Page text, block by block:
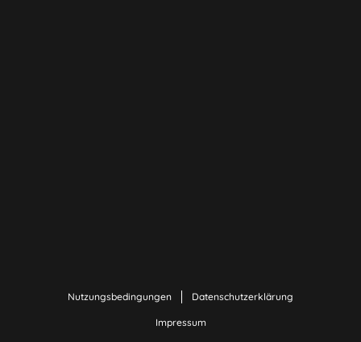
Nutzungsbedingungen Datenschutzerklärung
Impressum